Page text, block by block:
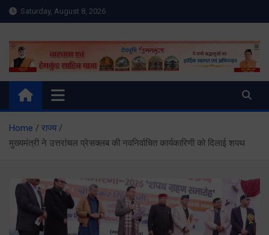
Skip
to
Saturday, August 8, 2026
Meru Raibar | Uttarakhand
News | Uttarkashi News
meruraibar.com
Home
राज्य
मुख्यमंत्री ने उत्तरांचल प्रेसक्लब की नवनिर्वाचित कार्यकारिणी को दिलाई शपथ